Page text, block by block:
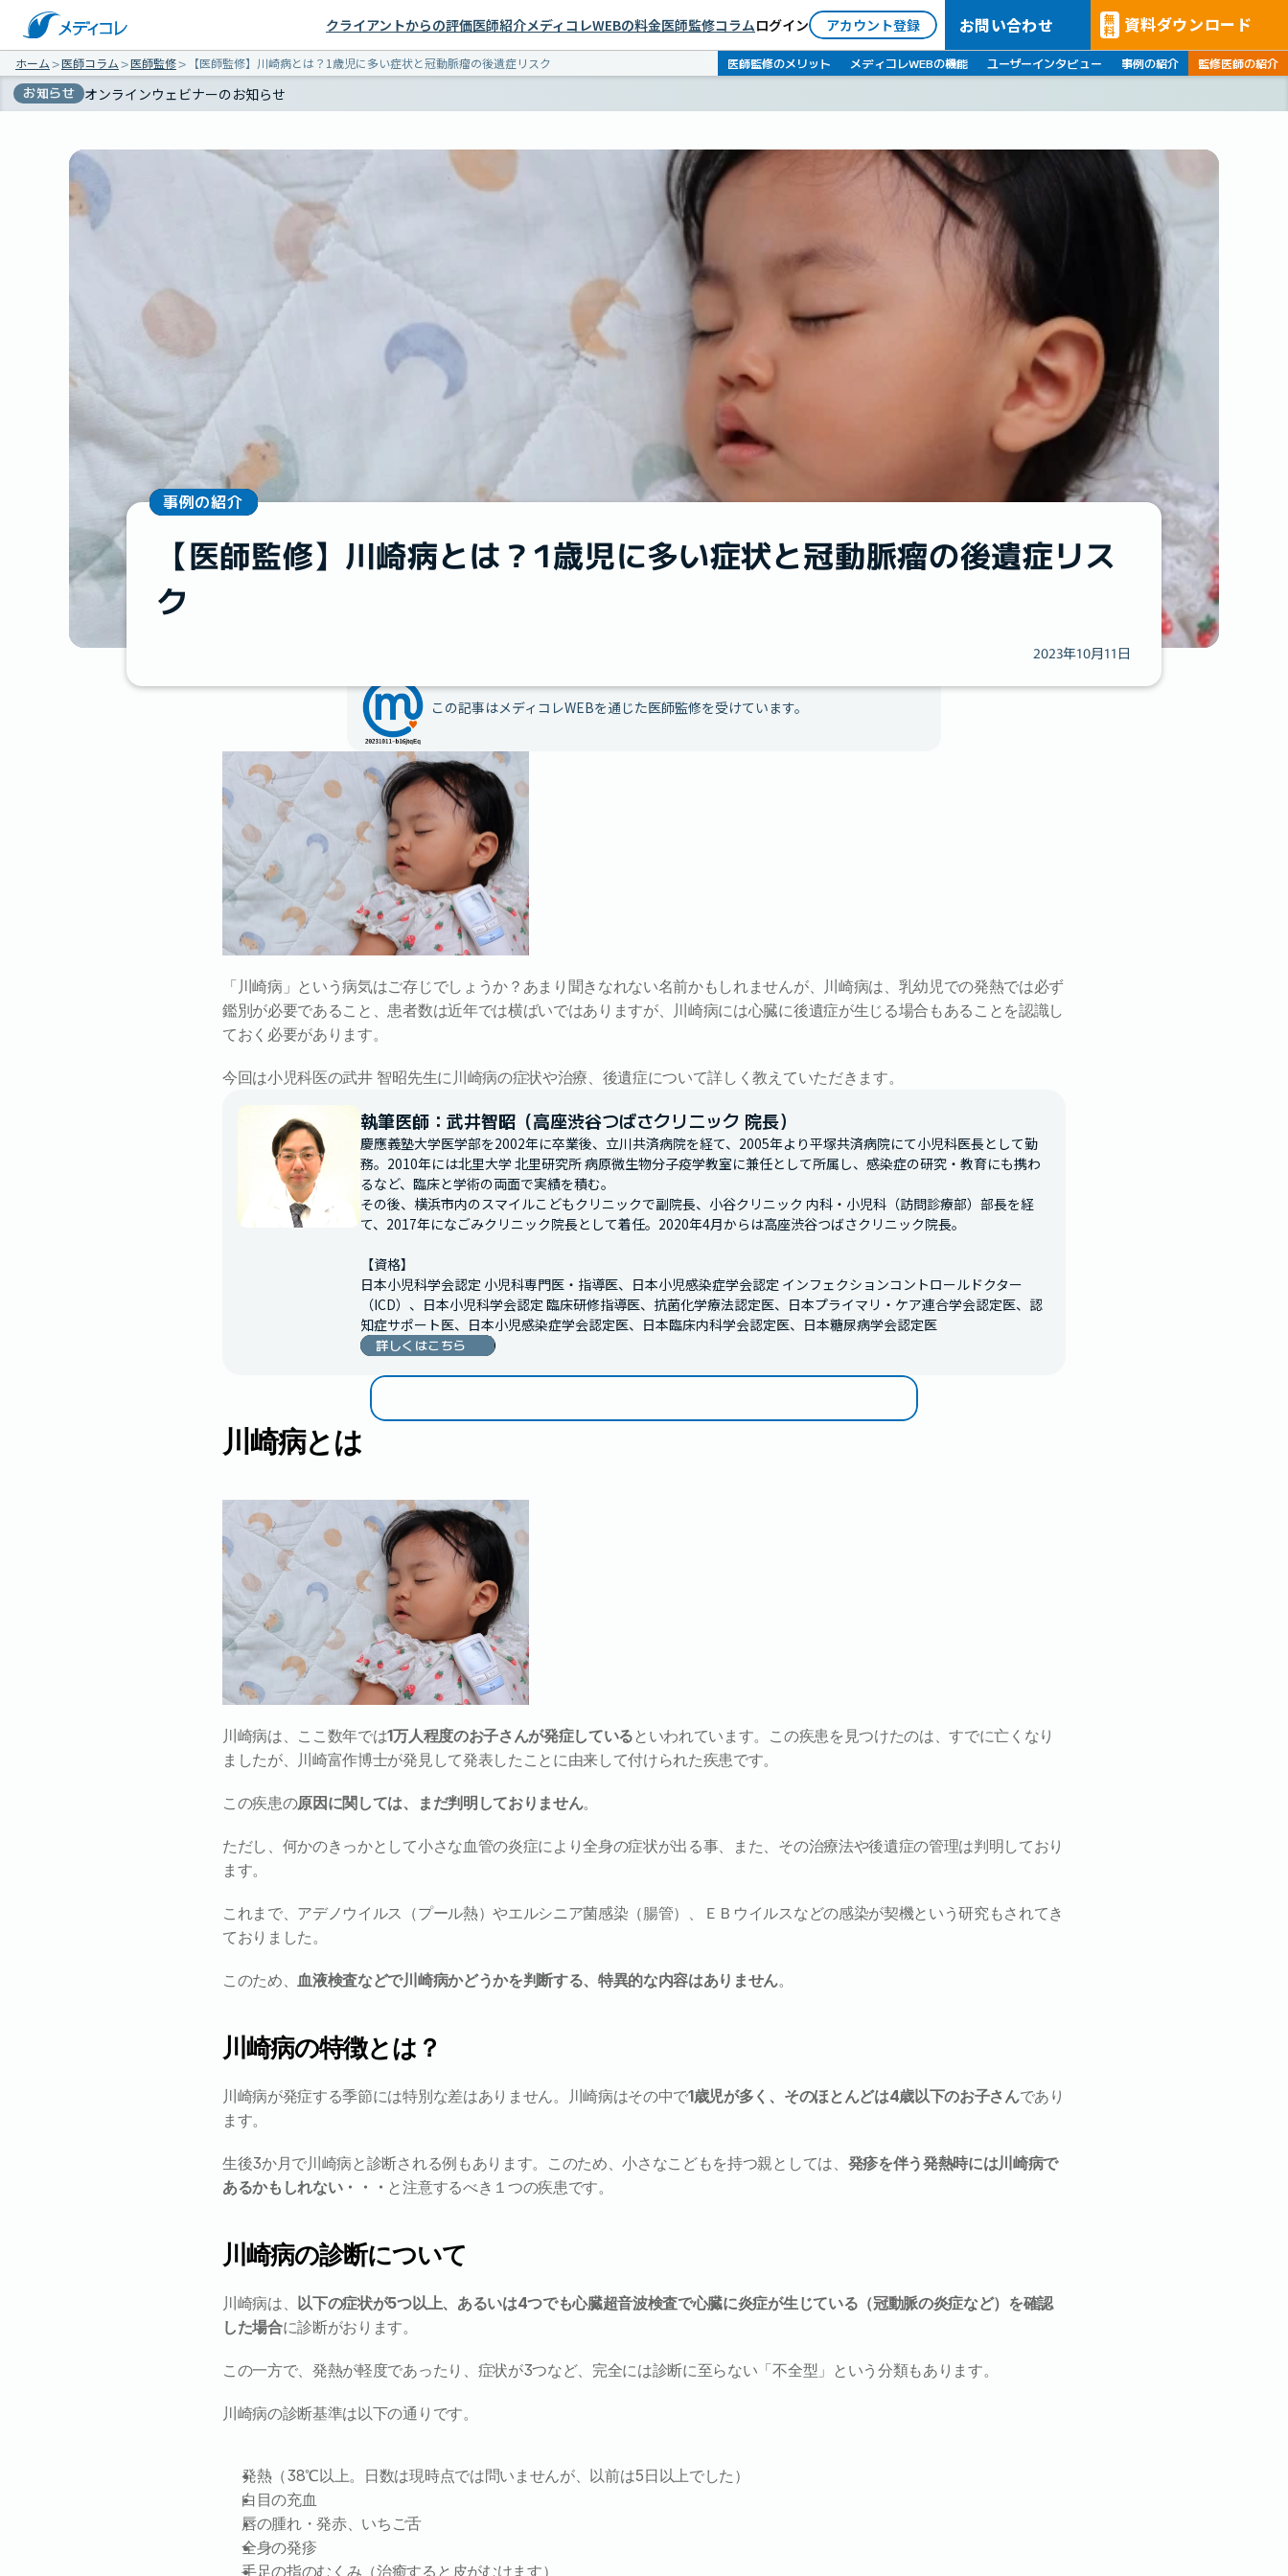
クライアントからの評価医師紹介メディコレWEBの料金医師監修コラム依頼者としてログイン
医師としてログイン
ログイン アカウント登録 お問い合わせ 無
料 資料ダウンロード
ホーム＞医師コラム＞医師監修＞ 【医師監修】川崎病とは？1歳児に多い症状と冠動脈瘤の後遺症リスク 医師監修のメリット メディコレWEBの機能 ユーザーインタビュー 事例の紹介 監修医師の紹介
お知らせ オンラインウェビナーのお知らせ
事例の紹介
【医師監修】川崎病とは？1歳児に多い症状と冠動脈瘤の後遺症リス
ク
2023年10月11日
この記事はメディコレWEBを通じた医師監修を受けています。
「川崎病」という病気はご存じでしょうか？あまり聞きなれない名前かもしれませんが、川崎病は、乳幼児での発熱では必ず
鑑別が必要であること、患者数は近年では横ばいではありますが、川崎病には心臓に後遺症が生じる場合もあることを認識し
ておく必要があります。
今回は小児科医の武井 智昭先生に川崎病の症状や治療、後遺症について詳しく教えていただきます。
執筆医師：武井智昭（高座渋谷つばさクリニック 院長）
慶應義塾大学医学部を2002年に卒業後、立川共済病院を経て、2005年より平塚共済病院にて小児科医長として勤
務。2010年には北里大学 北里研究所 病原微生物分子疫学教室に兼任として所属し、感染症の研究・教育にも携わ
るなど、臨床と学術の両面で実績を積む。
その後、横浜市内のスマイルこどもクリニックで副院長、小谷クリニック 内科・小児科（訪問診療部）部長を経
て、2017年になごみクリニック院長として着任。2020年4月からは高座渋谷つばさクリニック院長。
【資格】
日本小児科学会認定 小児科専門医・指導医、日本小児感染症学会認定 インフェクションコントロールドクター
（ICD）、日本小児科学会認定 臨床研修指導医、抗菌化学療法認定医、日本プライマリ・ケア連合学会認定医、認
知症サポート医、日本小児感染症学会認定医、日本臨床内科学会認定医、日本糖尿病学会認定医
詳しくはこちら
川崎病とは
川崎病は、ここ数年では1万人程度のお子さんが発症している といわれています。この疾患を見つけたのは、すでに亡くなり
ましたが、川崎富作博士が発見して発表したことに由来して付けられた疾患です。
この疾患の原因に関しては、まだ判明しておりません。
ただし、何かのきっかとして小さな血管の炎症により全身の症状が出る事、また、その治療法や後遺症の管理は判明しており
ます。
これまで、アデノウイルス（プール熱）やエルシニア菌感染（腸管）、ＥＢウイルスなどの感染が契機という研究もされてき
ておりました。
このため、 血液検査などで川崎病かどうかを判断する、特異的な内容はありません。
川崎病の特徴とは？
川崎病が発症する季節には特別な差はありません。川崎病はその中で1歳児が多く、そのほとんどは4歳以下のお子さんであり
ます。
生後3か月で川崎病と診断される例もあります。このため、小さなこどもを持つ親としては、 発疹を伴う発熱時には川崎病で
あるかもしれない・・・ と注意するべき１つの疾患です。
川崎病の診断について
川崎病は、 以下の症状が5つ以上、あるいは4つでも心臓超音波検査で心臓に炎症が生じている（冠動脈の炎症など）を確認
した場合に診断がおります。
この一方で、発熱が軽度であったり、症状が3つなど、完全には診断に至らない「不全型」という分類もあります。
川崎病の診断基準は以下の通りです。
発熱（38℃以上。日数は現時点では問いませんが、以前は5日以上でした）
白目の充血
唇の腫れ・発赤、いちご舌
全身の発疹
手足の指のむくみ（治癒すると皮がむけます）